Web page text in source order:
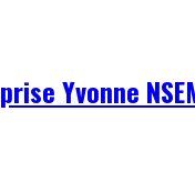
Yvonne